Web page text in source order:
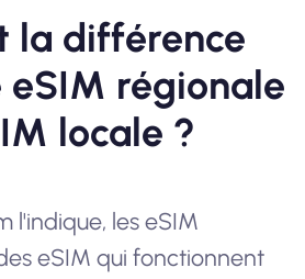
la différence
eSIM régionale
locale ?
l'indique, les eSIM
eSIM qui fonctionnent